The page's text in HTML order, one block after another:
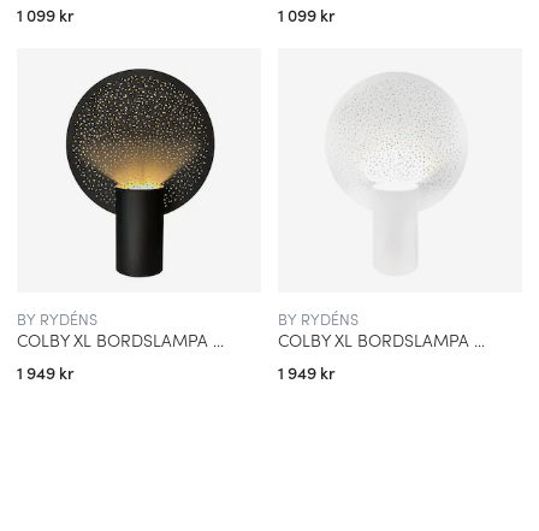
1 099 kr
1 099 kr
BY RYDÉNS
COLBY XL BORDSLAMPA SANDSVART
1 949 kr
BY RYDÉNS
COLBY XL BORDSLAMPA SANDVIT
1 949 kr